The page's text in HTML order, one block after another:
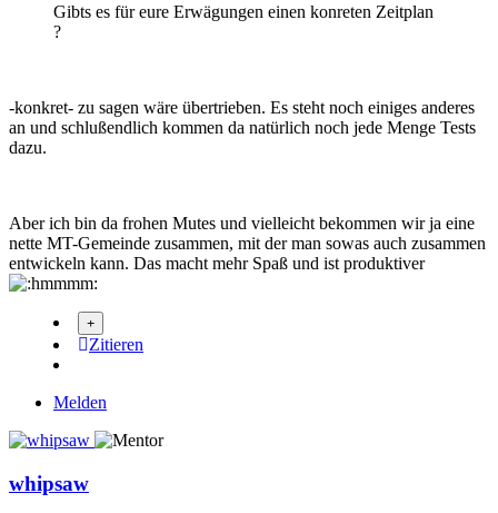
Gibts es für eure Erwägungen einen konreten Zeitplan
?
-konkret- zu sagen wäre übertrieben. Es steht noch einiges anderes
an und schlußendlich kommen da natürlich noch jede Menge Tests
dazu.
Aber ich bin da frohen Mutes und vielleicht bekommen wir ja eine
nette MT-Gemeinde zusammen, mit der man sowas auch zusammen
entwickeln kann. Das macht mehr Spaß und ist produktiver
Zitieren
Melden
whipsaw